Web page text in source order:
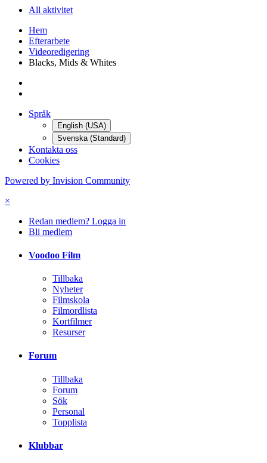
All aktivitet
Hem
Efterarbete
Videoredigering
Blacks, Mids & Whites
Språk
English (USA)
Svenska (Standard)
Kontakta oss
Cookies
Powered by Invision Community
×
Redan medlem? Logga in
Bli medlem
Voodoo Film
Tillbaka
Nyheter
Filmskola
Filmordlista
Kortfilmer
Resurser
Forum
Tillbaka
Forum
Sök
Personal
Topplista
Klubbar